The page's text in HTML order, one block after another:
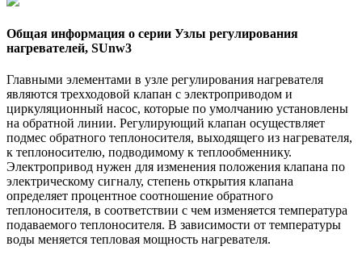
Общая информация о серии Узлы регулирования
нагревателей, SUnw3
Главными элементами в узле регулирования нагревателя
являются трехходовой клапан с электроприводом и
циркуляционный насос, которые по умолчанию установлены
на обратной линии. Регулирующий клапан осуществляет
подмес обратного теплоносителя, выходящего из нагревателя,
к теплоносителю, подводимому к теплообменнику.
Электропривод нужен для изменения положения клапана по
электрическому сигналу, степень открытия клапана
определяет процентное соотношение обратного
теплоносителя, в соответствии с чем изменяется температура
подаваемого теплоносителя. В зависимости от температуры
воды меняется тепловая мощность нагревателя.